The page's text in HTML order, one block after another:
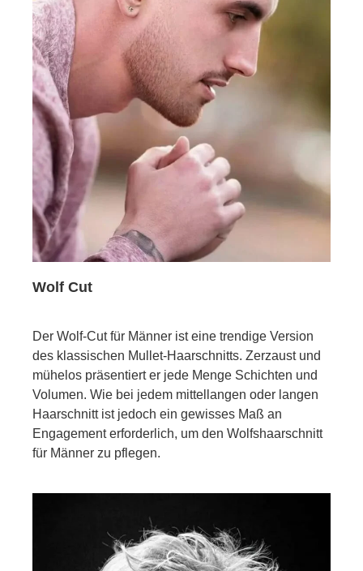
Wolf Cut
Der Wolf-Cut für Männer ist eine trendige Version
des klassischen Mullet-Haarschnitts. Zerzaust und
mühelos präsentiert er jede Menge Schichten und
Volumen. Wie bei jedem mittellangen oder langen
Haarschnitt ist jedoch ein gewisses Maß an
Engagement erforderlich, um den Wolfshaarschnitt
für Männer zu pflegen.